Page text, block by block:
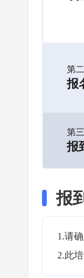
第
报
第
报
报
1.请
2.此